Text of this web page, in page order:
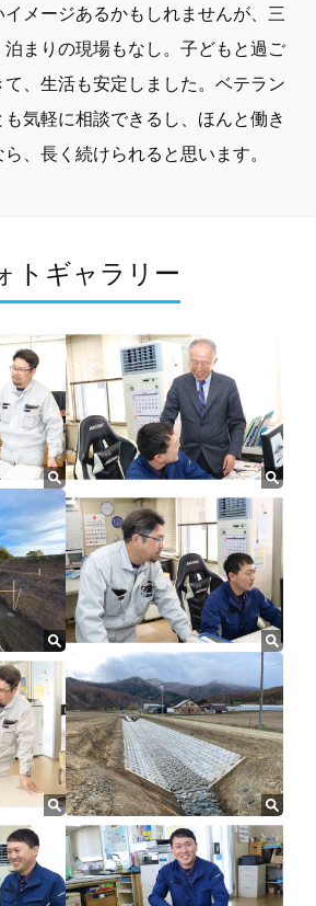
メージあるかもしれませんが、三
まりの現場もなし。子どもと過ご
、生活も安定しました。ベテラン
気軽に相談できるし、ほんと働き
、長く続けられると思います。
トギャラリー